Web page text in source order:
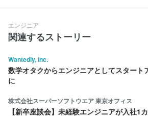
エンジニア
関連するストーリー
Wantedly, Inc.
数学オタクからエンジニアとしてスタート
に
株式会社スーパーソフトウエア 東京オフィス
【新卒座談会】未経験エンジニアが入社1